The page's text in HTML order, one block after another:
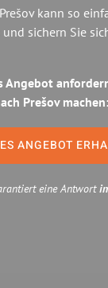
kann so
und sichern Sie
Prešov machen:
ANGEBOT
eine Antwort